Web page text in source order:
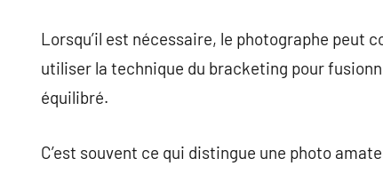
Lorsqu’il est nécessaire, le photographe peut
utiliser la technique du bracketing pour
équilibré.
C’est souvent ce qui distingue une photo